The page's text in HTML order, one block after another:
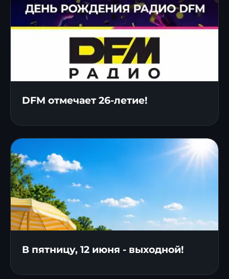
DFM отмечает 26-летие!
В пятницу, 12 июня - выходной!